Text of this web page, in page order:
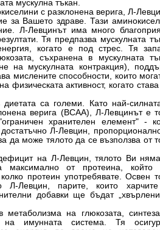
мускулна тъкан.
с разклонена верига, Л-
за Вашето здраве. Тази
Л-Левцинът има много
Тя предпазва мускулната
когато е под стрес. Тя
съхранена в мускулната
на мускулната контракция),
мислените способности, които
физическата активност, когато
са големи. Като най-
верига (ВСАА), Л-Левцинът е
хранителен елемент" -
Л-Левцин,
да може тялото да се възползва от
на Л-Левцин, тялото Ви
максимално от протеина, който
протеин употребявате. Освен
Л-Левцин, парите, които
добавки ще бъдат
на глюкозата,
имунната система. Тя